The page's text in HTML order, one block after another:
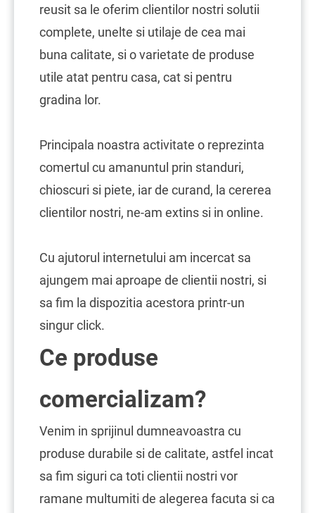
reusit sa le oferim clientilor nostri solutii
complete, unelte si utilaje de cea mai
buna calitate, si o varietate de produse
utile atat pentru casa, cat si pentru
gradina lor.
Principala noastra activitate o reprezinta
comertul cu amanuntul prin standuri,
chioscuri si piete, iar de curand, la cererea
clientilor nostri, ne-am extins si in online.
Cu ajutorul internetului am incercat sa
ajungem mai aproape de clientii nostri, si
sa fim la dispozitia acestora printr-un
singur click.
Ce produse
comercializam?
Venim in sprijinul dumneavoastra cu
produse durabile si de calitate, astfel incat
sa fim siguri ca toti clientii nostri vor
ramane multumiti de alegerea facuta si ca